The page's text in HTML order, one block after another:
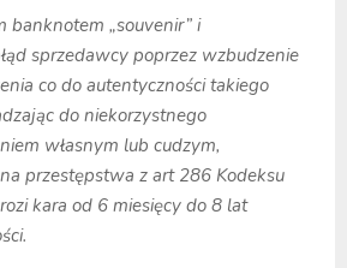
banknotem „souvenir” i
sprzedawcy poprzez wzbudzenie
co do autentyczności takiego
do niekorzystnego
własnym lub cudzym,
przestępstwa z art 286 Kodeksu
kara od 6 miesięcy do 8 lat